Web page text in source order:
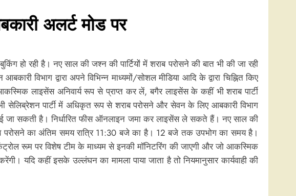
अलर्ट मोड पर
हो रही है। नए साल की जश्न की पार्टियों में शराब परोसने की बात भी की जा रही
विभाग द्वारा अपने विभिन्न माध्यमों/सोशल मीडिया आदि के द्वारा चिह्नित किए
लाइसेंस अनिवार्य रूप से प्राप्त कर लें, बगैर लाइसेंस के कहीं भी शराब पार्टी
सेलिब्रेशन पार्टी में अधिकृत रूप से शराब परोसने और सेवन के लिए आबकारी विभाग
जा सकती है। निर्धारित फीस ऑनलाइन जमा कर लाइसेंस ले सकते हैं। नए साल की
परोसने का अंतिम समय रात्रि 11:30 बजे का है। 12 बजे तक उपभोग का समय है।
कंट्रोल रूम पर विशेष टीम के माध्यम से इनकी मॉनिटरिंग की जाएगी और जो आकस्मिक
यदि कहीं इसके उल्लंघन का मामला पाया जाता है तो नियमानुसार कार्यवाही की